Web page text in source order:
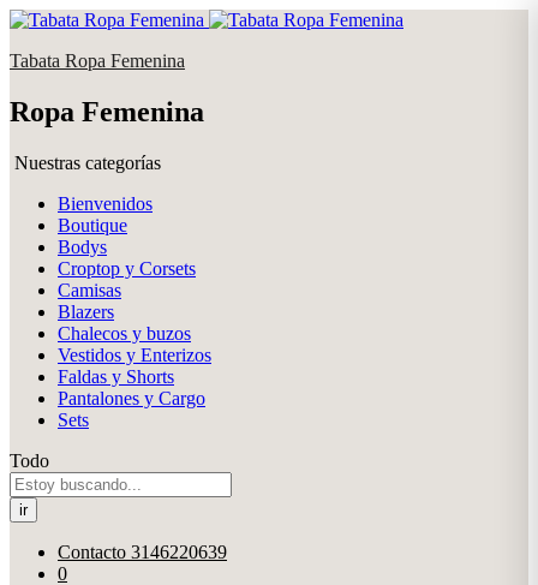
Tabata Ropa Femenina
Ropa Femenina
Nuestras categorías
Bienvenidos
Boutique
Bodys
Croptop y Corsets
Camisas
Blazers
Chalecos y buzos
Vestidos y Enterizos
Faldas y Shorts
Pantalones y Cargo
Sets
Todo
ir
Contacto 3146220639
0